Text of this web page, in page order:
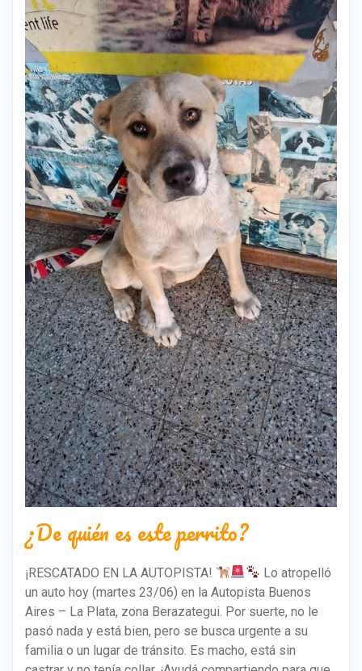
¿De quién es este perrito?
¡RESCATADO EN LA AUTOPISTA!
Lo atropelló
un auto hoy (martes 23/06) en la Autopista Buenos
Aires – La Plata, zona Berazategui. Por suerte, no le
pasó nada y está bien, pero se busca urgente a su
familia o un lugar de tránsito. Es macho, está sin